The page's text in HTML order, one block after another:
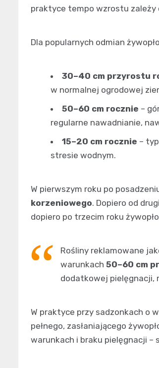
praktyce tempo wzrostu zależy
Dla popularnych odmian
30–40 cm przyrostu
w normalnej ogrodowej
50–60 cm rocznie –
regularne nawadnianie,
15–20 cm rocznie –
stresie wodnym.
W pierwszym roku po
korzeniowego. Dopiero od
dopiero po trzecim roku
Rośliny reklamowane
warunkach 50–60 cm
dodatkowej pielęgnacji,
W praktyce przy sadzonkach o
pełnego, zasłaniającego
warunkach i braku pielęgnacji –